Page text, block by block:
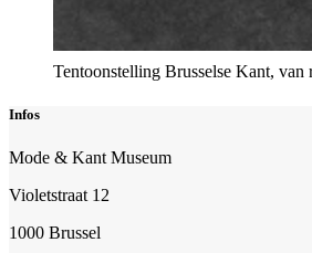
Tentoonstelling Brusselse Kant,
Infos
Mode & Kant Museum
Violetstraat 12
1000 Brussel